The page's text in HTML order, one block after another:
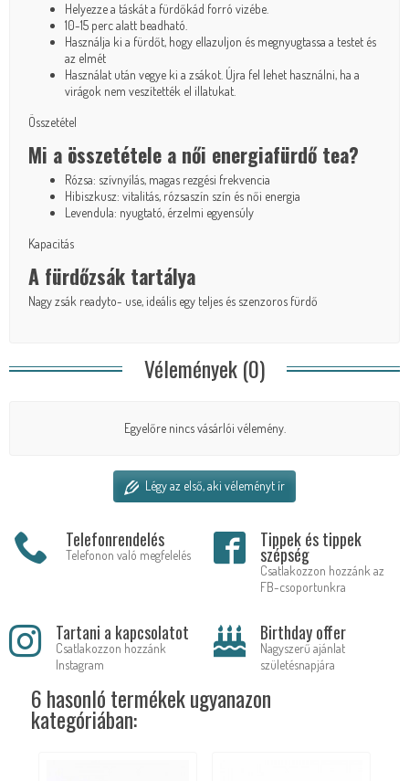
Helyezze a táskát a fürdőkád forró vizébe.
10-15 perc alatt beadható.
Használja ki a fürdőt, hogy ellazuljon és megnyugtassa a testet és
az elmét
Használat után vegye ki a zsákot. Újra fel lehet használni, ha a
virágok nem veszítették el illatukat.
Összetétel
Mi a összetétele a női energiafürdő tea?
Rózsa: szívnyílás, magas rezgési frekvencia
Hibiszkusz: vitalitás, rózsaszín szín és női energia
Levendula: nyugtató, érzelmi egyensúly
Kapacitás
A fürdőzsák tartálya
Nagy zsák readyto- use, ideális egy teljes és szenzoros fürdő
Vélemények (0)
Egyelőre nincs vásárlói vélemény.
Légy az első, aki véleményt ír
Telefonrendelés
Telefonon való megfelelés
Tippek és tippek
szépség
Csatlakozzon hozzánk az
FB-csoportunkra
Tartani a kapcsolatot
Csatlakozzon hozzánk
Instagram
Birthday offer
Nagyszerű ajánlat
születésnapjára
6 hasonló termékek ugyanazon
kategóriában: